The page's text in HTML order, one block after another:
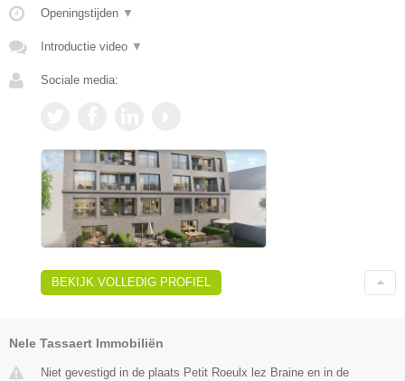
Openingstijden ▼
Introductie video ▼
Sociale media:
BEKIJK VOLLEDIG PROFIEL
Nele Tassaert Immobiliën
Niet gevestigd in de plaats Petit Roeulx lez Braine en in de